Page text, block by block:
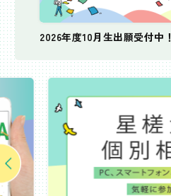
2026年度10月生出願受付中！